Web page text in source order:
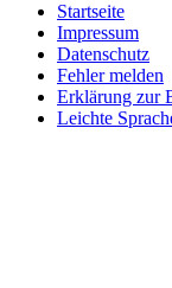
Startseite
Impressum
Datenschutz
Fehler melden
Erklärung zur
Leichte